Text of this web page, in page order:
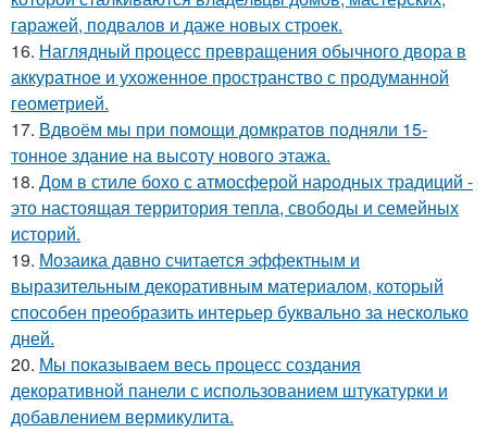
гаражей, подвалов и даже новых строек.
16. Наглядный процесс превращения обычного двора в
аккуратное и ухоженное пространство с продуманной
геометрией.
17. Вдвоём мы при помощи домкратов подняли 15-
тонное здание на высоту нового этажа.
18. Дом в стиле бохо с атмосферой народных традиций -
это настоящая территория тепла, свободы и семейных
историй.
19. Мозаика давно считается эффектным и
выразительным декоративным материалом, который
способен преобразить интерьер буквально за несколько
дней.
20. Мы показываем весь процесс создания
декоративной панели с использованием штукатурки и
добавлением вермикулита.